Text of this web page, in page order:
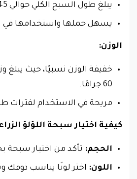
يبلغ طول السبح الكلي حوالي 45 إلى 50 سم.
يسهل حملها واستخدامها في
الوزن:
60 جرامًا.
مريحة في الاستخدام لفترات
كيفية اختيار سبحة اللؤلؤ الزراعي 99
الحجم: تأكد من اختيار
اللون: اختر لونًا يناسب